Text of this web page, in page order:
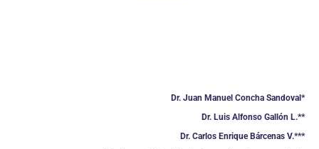
Dr. Juan Manuel Concha Sandoval*
Dr. Luis Alfonso Gallón L.**
Dr. Carlos Enrique Bárcenas V.***